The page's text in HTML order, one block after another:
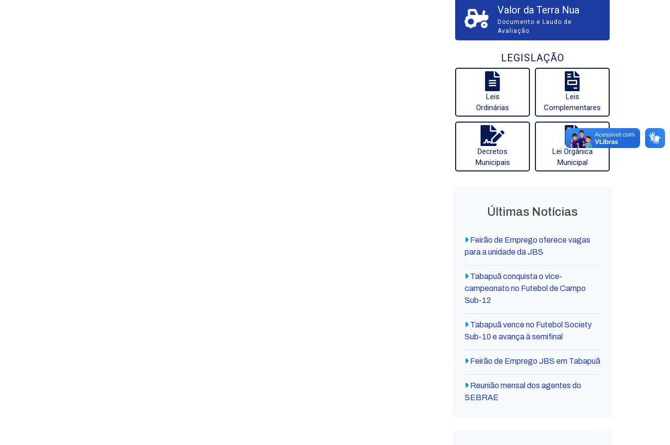
Valor da Terra Nua
Documento e Laudo de
Avaliação
LEGISLAÇÃO
Leis
Ordinárias
Leis
Complementares
Decretos
Municipais
Lei Orgânica
Municipal
Últimas Notícias
Feirão de Emprego oferece vagas
para a unidade da JBS
Tabapuã conquista o vice-
campeonato no Futebol de Campo
Sub-12
Tabapuã vence no Futebol Society
Sub-10 e avança à semifinal
Feirão de Emprego JBS em Tabapuã
Reunião mensal dos agentes do
SEBRAE